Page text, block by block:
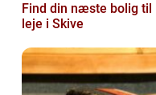
Find din næste bolig til
leje i Skive